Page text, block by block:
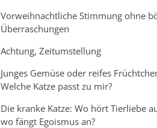
Vorweihnachtliche Stimmung ohne
Überraschungen
Achtung, Zeitumstellung
Junges Gemüse oder reifes
Welche Katze passt zu mir?
Die kranke Katze: Wo hört Tierliebe
wo fängt Egoismus an?